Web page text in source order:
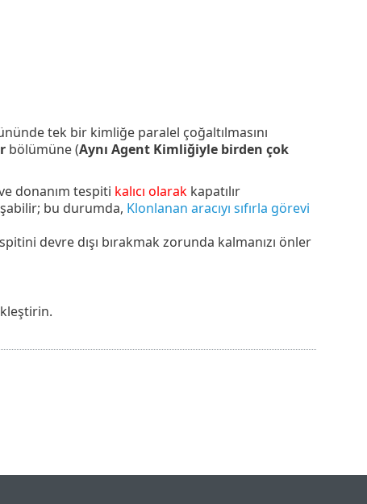
tek bir kimliğe paralel çoğaltılmasını
bölümüne (Aynı Agent Kimliğiyle birden çok
donanım tespiti kalıcı olarakkapatılır
bu durumda, Klonlanan aracıyı sıfırla görevi
devre dışı bırakmak zorunda kalmanızı önler